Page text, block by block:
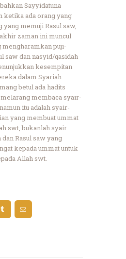
Sayyidatuna
ketika ada orang yang
yang memuji Rasul saw,
zaman ini muncul
puji-
saw dan nasyid/qasidah
kesempitan
dalam Syariah
betul ada hadits
membaca syair-
itu adalah syair-
yang membuat ummat
swt, bukanlah syair
Rasul saw yang
kepada ummat untuk
Allah swt.